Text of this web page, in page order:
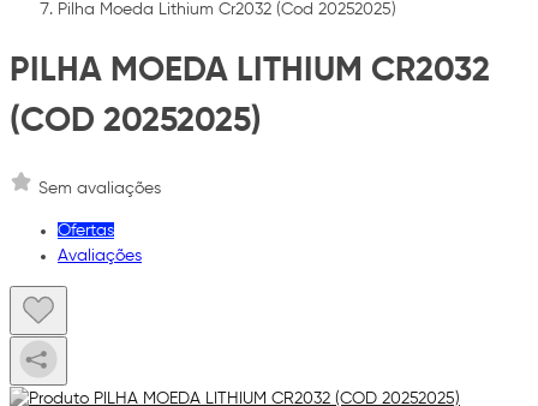
Pilha Moeda Lithium Cr2032 (Cod 20252025)
PILHA MOEDA LITHIUM CR2032
(COD 20252025)
Sem avaliações
Ofertas
Avaliações